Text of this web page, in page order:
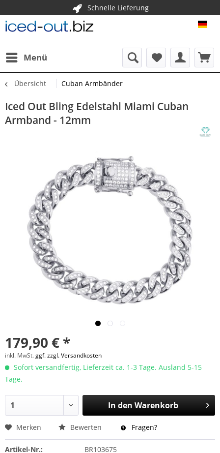
Schnelle Lieferung
Menü
Übersicht Cuban Armbänder
Iced Out Bling Edelstahl Miami Cuban
Armband - 12mm
179,90 € *
inkl. MwSt.ggf. zzgl. Versandkosten
Sofort versandfertig, Lieferzeit ca. 1-3 Tage. Ausland 5-15
Tage.
In den Warenkorb
Merken Bewerten Fragen?
Artikel-Nr.:
BR103675